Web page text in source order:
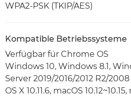
WPA2-PSK (TKIP/AES)
Kompatible Betriebssysteme
Verfügbar für Chrome OS
Windows 10, Windows 8.1,
Server 2019/2016/2012 R2/2008
OS X 10.11.6, macOS 10.12~10.15,